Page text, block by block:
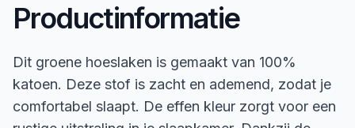
Productinformatie
Dit groene hoeslaken is gemaakt van 100%
katoen. Deze stof is zacht en ademend, zodat je
comfortabel slaapt. De effen kleur zorgt voor een